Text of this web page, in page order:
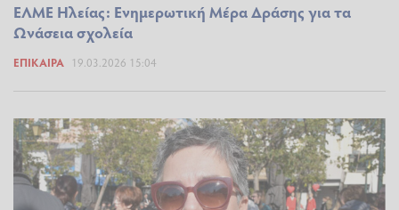
ΕΛΜΕ Ηλείας: Ενημερωτική Μέρα Δράσης για τα
Ωνάσεια σχολεία
ΕΠΊΚΑΙΡΑ 19.03.2026 15:04